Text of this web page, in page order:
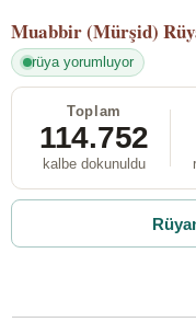
Muabbir (Mürşid)
rüya yorumluyor
Toplam
114.752
kalbe dokunuldu